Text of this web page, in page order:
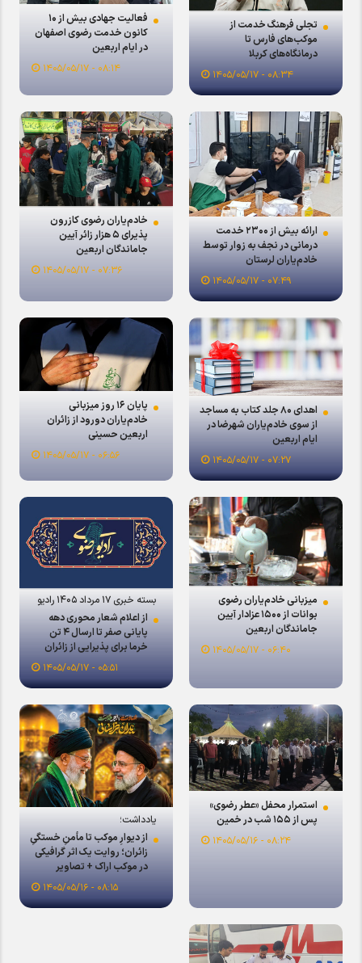
تجلی فرهنگ خدمت از
موکب‌های فارس تا
درمانگاه‌های کربلا
۰۸:۳۴ - ۱۴۰۵/۰۵/۱۷
فعالیت جهادی بیش از ۱۰
کانون خدمت رضوی اصفهان
در ایام اربعین
۰۸:۱۴ - ۱۴۰۵/۰۵/۱۷
ارائه بیش از ۲۳۰۰ خدمت
درمانی در نجف به زوار توسط
خادم‌یاران لرستان
۰۷:۴۹ - ۱۴۰۵/۰۵/۱۷
خادم‌یاران رضوی کازرون
پذیرای ۵ هزار زائر آیین
جاماندگان اربعین
۰۷:۳۶ - ۱۴۰۵/۰۵/۱۷
اهدای ۸۰ جلد کتاب به مساجد
از سوی خادم‌یاران شهرضا در
ایام اربعین
۰۷:۲۷ - ۱۴۰۵/۰۵/۱۷
پایان ۱۶ روز میزبانی
خادم‌یاران دورود از زائران
اربعین حسینی
۰۶:۵۶ - ۱۴۰۵/۰۵/۱۷
میزبانی خادم‌یاران رضوی
بوانات از ۱۵۰۰ عزادار آیین
جاماندگان اربعین
۰۶:۴۰ - ۱۴۰۵/۰۵/۱۷
بسته خبری ۱۷ مرداد ۱۴۰۵ رادیو
رضوی/
از اعلام شعار محوری دهه
پایانی صفر تا ارسال ۴ تن
خرما برای پذیرایی از زائران
امام رضا (ع) از بم به مشهد
۰۵:۵۱ - ۱۴۰۵/۰۵/۱۷
استمرار محفل «عطر رضوی»
پس از ۱۵۵ شب در خمین
۰۸:۲۴ - ۱۴۰۵/۰۵/۱۶
یادداشت؛
از دیوارِ موکب تا مأمنِ خستگیِ
زائران؛ روایت یک اثر گرافیکی
در موکب اراک + تصاویر
۰۸:۱۵ - ۱۴۰۵/۰۵/۱۶